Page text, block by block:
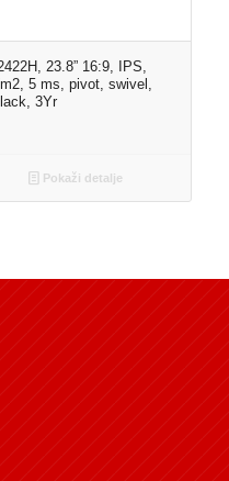
23.8” 16:9, IPS,
5 ms, pivot, swivel,
3Yr
Pokaži detalje